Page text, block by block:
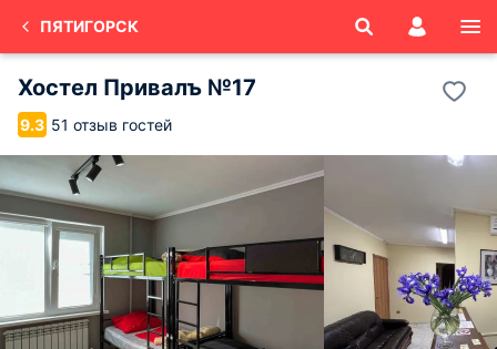
ПЯТИГОРСК
Хостел Привалъ №17
9.3 51 отзыв гостей